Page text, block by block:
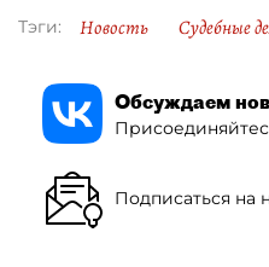
Тэги: Новость Судебные
Обсуждаем
Подписаться на